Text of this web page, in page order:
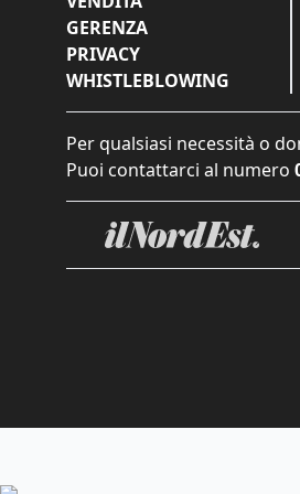
GERENZA
PRIVACY
WHISTLEBLOWING
Per qualsiasi necessità o
Puoi contattarci al numero